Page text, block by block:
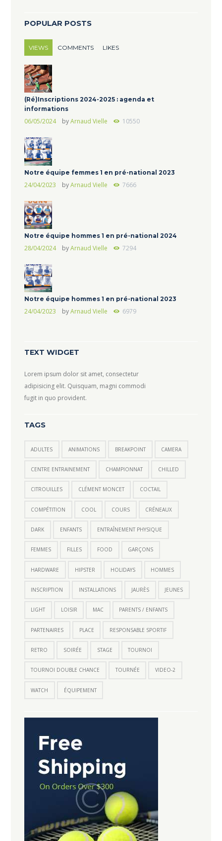
POPULAR POSTS
VIEWS COMMENTS LIKES
(Ré)Inscriptions 2024-2025 : agenda et
informations
06/05/2024 byArnaud Vielle 10550
Notre équipe femmes 1 en pré-national 2023
24/04/2023 byArnaud Vielle 7666
Notre équipe hommes 1 en pré-national 2024
28/04/2024 byArnaud Vielle 7294
Notre équipe hommes 1 en pré-national 2023
24/04/2023 byArnaud Vielle 6979
TEXT WIDGET
Lorem ipsum dolor sit amet, consectetur
adipisicing elit. Quisquam, magni commodi
fugit in quo provident.
TAGS
ADULTES ANIMATIONS BREAKPOINT CAMERA
CENTRE ENTRAINEMENT CHAMPIONNAT CHILLED
CITROUILLES CLÉMENT MONCET COCTAIL
COMPÉTITION COOL COURS CRÉNEAUX
DARK ENFANTS ENTRAÎNEMENT PHYSIQUE
FEMMES FILLES FOOD GARÇONS
HARDWARE HIPSTER HOLIDAYS HOMMES
INSCRIPTION INSTALLATIONS JAURÈS JEUNES
LIGHT LOISIR MAC PARENTS / ENFANTS
PARTENAIRES PLACE RESPONSABLE SPORTIF
RETRO SOIRÉE STAGE TOURNOI
TOURNOI DOUBLE CHANCE TOURNÉE VIDEO-2
WATCH ÉQUIPEMENT